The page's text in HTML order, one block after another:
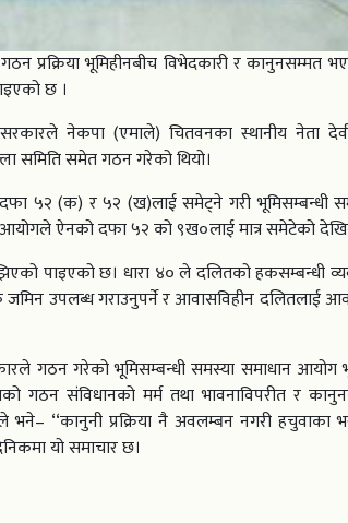
प्रक्रिया भूमिहीनबीच विभेदकारी र कानुनसम्मत
छ ।
नेकपा (एमाले) चितवनका स्थानीय नेता
समिति समेत गठन गरेको थियो।
५२ (क) र ५२ (ख)लाई समेट्ने गरी भूमिसम्बन्धी
आयोगले ऐनको दफा ५२ को ९ख०लाई मात्र समेटेको
पाइएको छ। धारा ४० ले दलितको हकसम्बन्धी
उपलब्ध गराउनुपर्ने र आवासविहीन दलितलाई
गठन गरेको भूमिसम्बन्धी समस्या समाधान आयोग
गठन संविधानको मर्म तथा भावनाविपरीत र
‘‘कानुनी प्रक्रिया नै अवलम्बन नगरी हचुवाका
यो समाचार छ।